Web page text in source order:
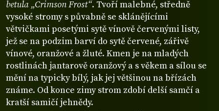
betula „Crimson Frost“. Tvoří malebné, středně
vysoké stromy s půvabně se sklánějícími
větvičkami posetými sytě vínově červenými listy,
jež se na podzim barví do sytě červené, zářivě
vínové, oranžové a žluté. Kmen je na mladých
rostlinách jantarově oranžový a s věkem a sílou se
mění na typicky bílý, jak jej většinou na břízách
známe. Od konce zimy strom zdobí delší samčí a
kratší samičí jehnědy.